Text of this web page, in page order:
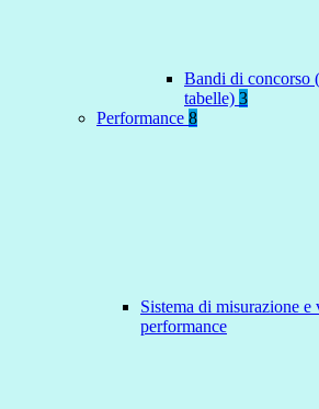
Bandi di concorso
tabelle) 3
Performance 8
Sistema di misurazione e
performance